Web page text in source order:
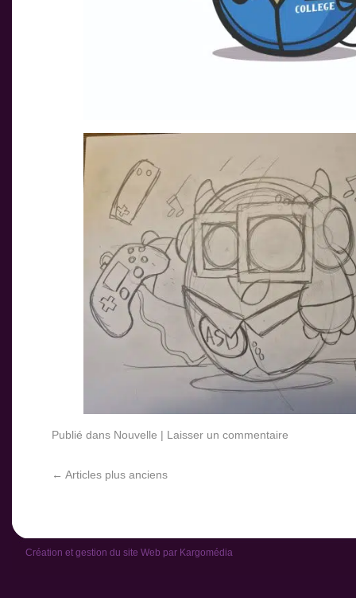
Publié dans Nouvelle | Laisser un commentaire
← Articles plus anciens
Création et gestion du site Web par Kargomédia